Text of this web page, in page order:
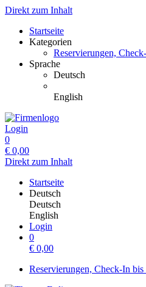
Direkt zum Inhalt
Startseite
Kategorien
Reservierungen,
Sprache
Deutsch
English
Login
0
€ 0,00
Direkt zum Inhalt
Startseite
Deutsch
Deutsch
English
Login
0
€ 0,00
Reservierungen, Check-In